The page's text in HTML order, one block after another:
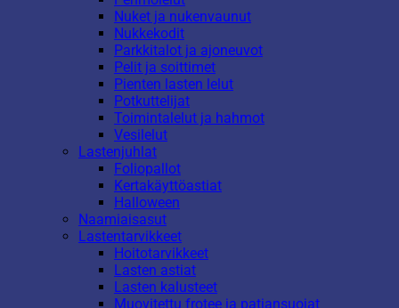
Nuket ja nukenvaunut
Nukkekodit
Parkkitalot ja ajoneuvot
Pelit ja soittimet
Pienten lasten lelut
Potkuttelijat
Toimintalelut ja hahmot
Vesilelut
Lastenjuhlat
Foliopallot
Kertakäyttöastiat
Halloween
Naamiaisasut
Lastentarvikkeet
Hoitotarvikkeet
Lasten astiat
Lasten kalusteet
Muovitettu frotee ja patjansuojat